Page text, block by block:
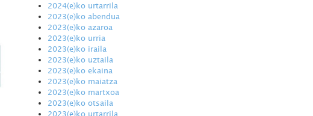
2024(e)ko urtarrila
2023(e)ko abendua
2023(e)ko azaroa
2023(e)ko urria
2023(e)ko iraila
2023(e)ko uztaila
2023(e)ko ekaina
2023(e)ko maiatza
2023(e)ko martxoa
2023(e)ko otsaila
2023(e)ko urtarrila